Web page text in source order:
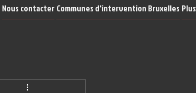
Nous contacter Communes d'intervention Bruxelles Plus